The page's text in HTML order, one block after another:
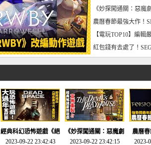
懼體驗-電玩宅速配
《妙探闖通關：惡
到!!-電玩宅速配
農曆春節最強大作！
電玩宅速配20230123
【電玩TOP10】編
了，封面圖直接雷你
紅包錢有去處了！
宅速配20230119
經典科幻恐怖遊戲《絕
命異次元 重製版》重
2023-09-22 23:42:43
《妙探闖通關：惡魔劇
場》將推出「重製
2023-09-22 23:42:15
農曆
SE社
2023-